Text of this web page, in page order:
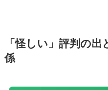
「怪しい」評判の
係